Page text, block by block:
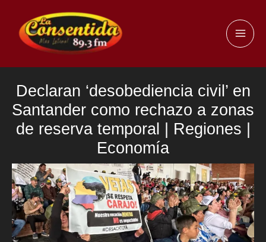
contenido
Declaran ‘desobediencia civil’ en
Santander como rechazo a zonas
de reserva temporal | Regiones |
Economía